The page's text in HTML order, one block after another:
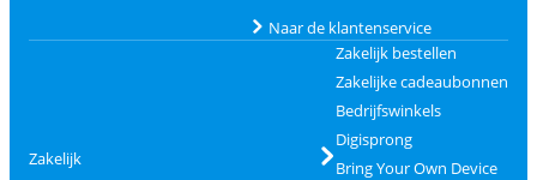
Naar de klantenservice
Zakelijk
Zakelijk bestellen
Zakelijke cadeaubonnen
Bedrijfswinkels
Digisprong
Bring Your Own Device